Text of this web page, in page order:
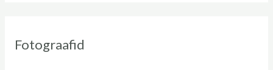
Fotograafid